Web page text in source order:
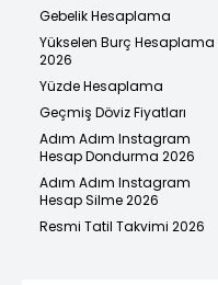
Gebelik Hesaplama
Yükselen Burç Hesaplama
2026
Yüzde Hesaplama
Geçmiş Döviz Fiyatları
Adım Adım Instagram
Hesap Dondurma 2026
Adım Adım Instagram
Hesap Silme 2026
Resmi Tatil Takvimi 2026